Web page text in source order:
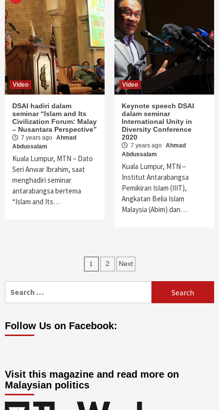
Video
DSAI hadiri dalam
seminar “Islam and Its
Civilization Forum: Malay
– Nusantara Perspective”
7 years ago Ahmad
Abdussalam
Kuala Lumpur, MTN – Dato
Seri Anwar Ibrahim, saat
menghadiri seminar
antarabangsa bertema
“Islam and Its…
Video
Keynote speech DSAI
dalam seminar
International Unity in
Diversity Conference
2020
7 years ago Ahmad
Abdussalam
Kuala Lumpur, MTN –
Institut Antarabangsa
Pemikiran Islam (IIIT),
Angkatan Belia Islam
Malaysia (Abim) dan…
Posts
pagination
1 2 Next
Follow Us on Facebook:
Visit this magazine and read more on
Malaysian politics